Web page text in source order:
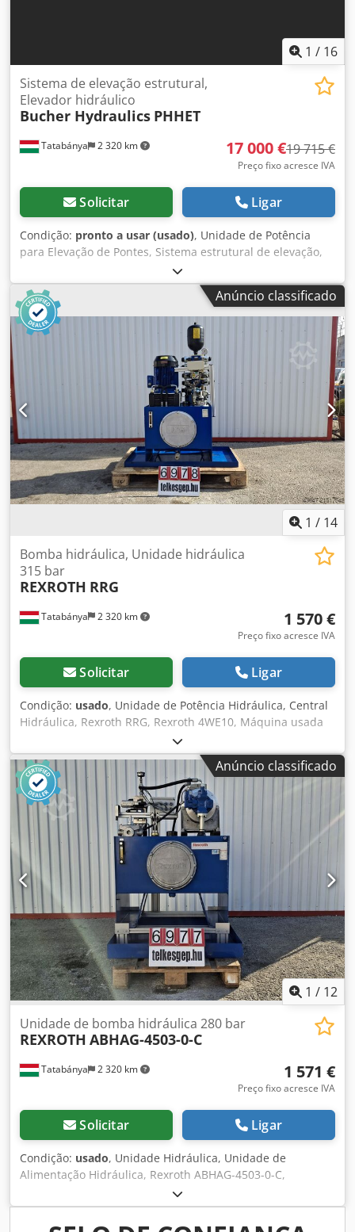
1 / 16
Tatabánya 2 320 km
Sistema de elevação estrutural,
Elevador hidráulico
Bucher Hydraulics PHHET
17 000 €19 715 €
Preço fixo acresce IVA
Solicitar Ligar
Condição: pronto a usar (usado), Unidade de Potência
para Elevação de Pontes, Sistema estrutural de elevação,
Unidade hidráulica de elevação, Cilindro hidráulico de
1000 toneladas, Máquina usada Fabricante: Bucher
Hydraulics Chedpfx Aasyr Ihrsmsa Modelo: QX24-008R ;
PHHET Dimensões gerais: Largura: 1420 mm Profundidade:
860 mm Altura: 1770 mm Pressão de trabalho: 350 bar Ano
de fabricação: 2017 Peso: 850 kg Dados elétricos: 400 V; 11
kW; 20 A Cilindros hidráulicos: 1. Dimensões gerais: 900 x
900 x 485 mm Peso: 1400 kg Fabricante: Schiess Defries
Pressão de trabalho: 450 bar Capacidade de carga: 1000
toneladas Diâmetro: 710 mm 2. Dimensões gerais: 900 x
900 x 485 mm Peso: 1400 kg Fabricante: Schiess Defries
Pressão de trabalho: 450 bar Capacidade de carga: 1000
toneladas Diâmetro: 710 mm
Anúncio classificado
1 / 14
Tatabánya 2 320 km
Bomba hidráulica, Unidade hidráulica
315 bar
REXROTH RRG
1 570 €
Preço fixo acresce IVA
Solicitar Ligar
Condição: usado, Unidade de Potência Hidráulica, Central
Hidráulica, Rexroth RRG, Rexroth 4WE10, Máquina usada
Fabricante: Rexroth Modelo: RRG Dimensões: 1050 × 560 ×
1400 mm Capacidade do tanque: 160 dm³ Peso: 325 kg Ano
de fabricação: 2011 Dados elétricos: 400 V Válvula: Bosch
Rexroth 4WE10 Capaz de comutação direcional e parada
em qualquer posição desejada Vazão: 100–120 L/min
Tensão de controle: 24 V Chjdeyuzihopfx Aamoa Pressão
máxima: 315 bar
Anúncio classificado
1 / 12
Tatabánya 2 320 km
Unidade de bomba hidráulica 280 bar
REXROTH ABHAG-4503-0-C
1 571 €
Preço fixo acresce IVA
Solicitar Ligar
Condição: usado, Unidade Hidráulica, Unidade de
Alimentação Hidráulica, Rexroth ABHAG-4503-0-C,
Máquina Usada Fabricante: Rexroth Modelo: ABHAG-4503-
0-C Bomba: Rexroth A10VSO Tipo: Bomba de pistões axiais
Codpfeyuzinox Aamjha Com controlador de pressão e